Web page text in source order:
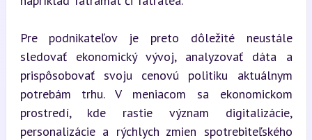
Pre podnikateľov je preto dôležité neustále
sledovať ekonomický vývoj, analyzovať dáta a
prispôsobovať svoju cenovú politiku aktuálnym
potrebám trhu. V meniacom sa ekonomickom
prostredí, kde rastie význam digitalizácie,
personalizácie a rýchlych zmien spotrebiteľského